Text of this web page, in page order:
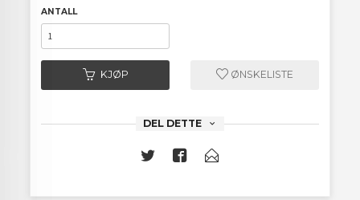
ANTALL
KJØP ØNSKELISTE
DEL DETTE